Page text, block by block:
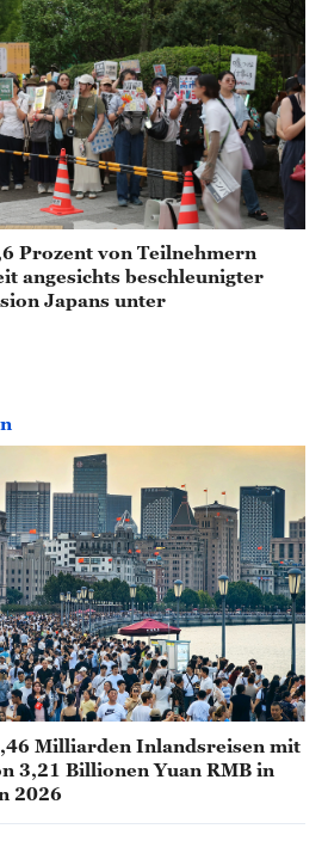
Prozent von Teilnehmern
angesichts beschleunigter
Japans unter
Milliarden Inlandsreisen mit
3,21 Billionen Yuan RMB in
2026